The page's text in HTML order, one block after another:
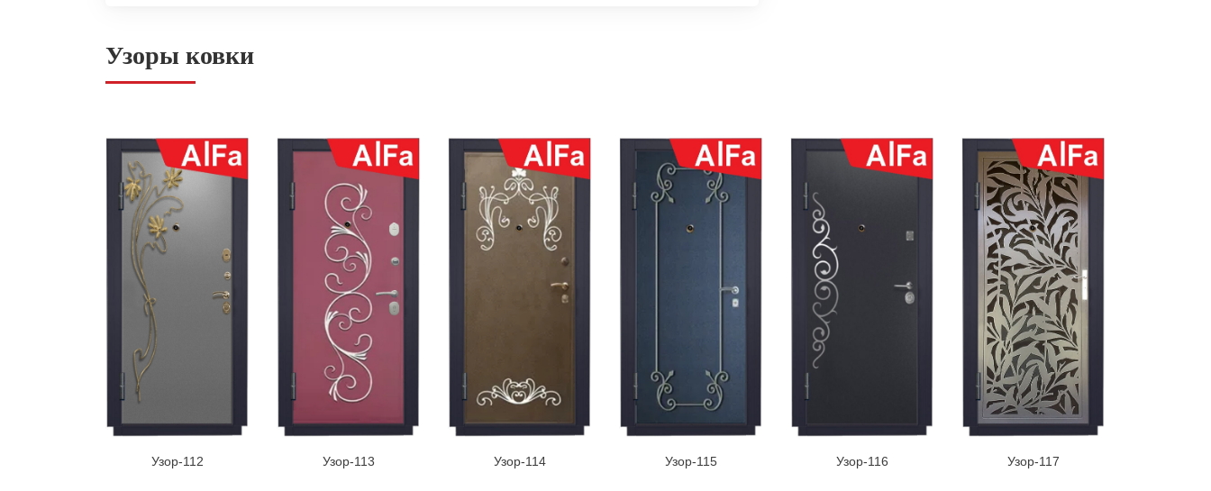
Узоры ковки
Узор-112 Узор-113 Узор-114 Узор-115 Узор-116 Узор-117